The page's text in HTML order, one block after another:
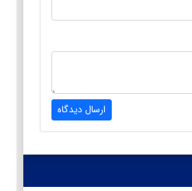
ارسال دیدگاه